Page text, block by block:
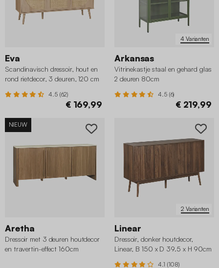
Eva
Scandinavisch dressoir, hout en
rond rietdecor, 3 deuren, 120 cm
4.5 (62)
€ 169,99
4 Varianten
Arkansas
Vitrinekastje staal en gehard glas
2 deuren 80cm
4.5 (6)
€ 219,99
NIEUW
Aretha
Dressoir met 3 deuren houtdecor
en travertin-effect 160cm
2 Varianten
Linear
Dressoir, donker houtdecor,
Linear, B 150 x D 39.5 x H 90cm
4.1 (108)